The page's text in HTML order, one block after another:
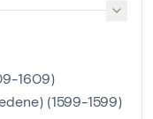
1609)
(1599-1599)